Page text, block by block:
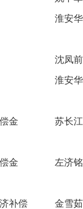
淮安
沈凤
淮安
金 苏长
金 左济
补偿 金雪